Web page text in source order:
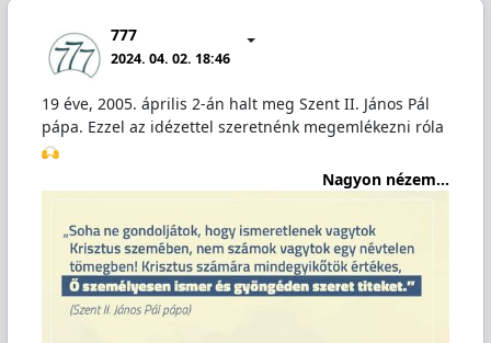
777
2024. 04. 02. 18:46
19 éve, 2005. április 2-án halt meg Szent II. János Pál
pápa. Ezzel az idézettel szeretnénk megemlékezni róla
Nagyon nézem...